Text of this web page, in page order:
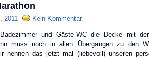
2011 Kein Kommentar
und Gäste-WC die Decke mit
muss noch in allen Übergängen zu den
nennen das jetzt mal (liebevoll) unseren